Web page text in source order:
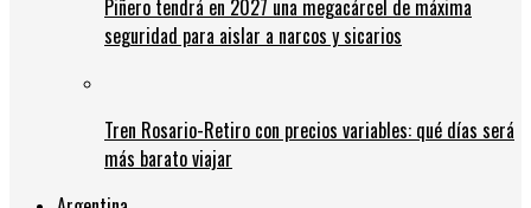
Piñero tendrá en 2027 una megacárcel de máxima
seguridad para aislar a narcos y sicarios
Tren Rosario-Retiro con precios variables: qué días será
más barato viajar